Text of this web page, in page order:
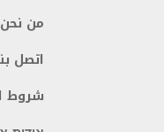
من نحن
اتصل
شروط